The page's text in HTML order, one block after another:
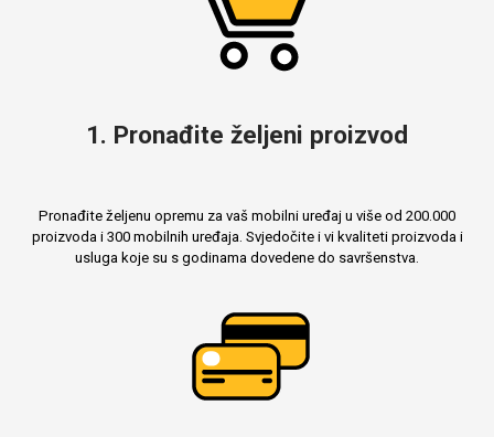
1. Pronađite željeni proizvod
Pronađite željenu opremu za vaš mobilni uređaj u više od 200.000
proizvoda i 300 mobilnih uređaja. Svjedočite i vi kvaliteti proizvoda i
usluga koje su s godinama dovedene do savršenstva.